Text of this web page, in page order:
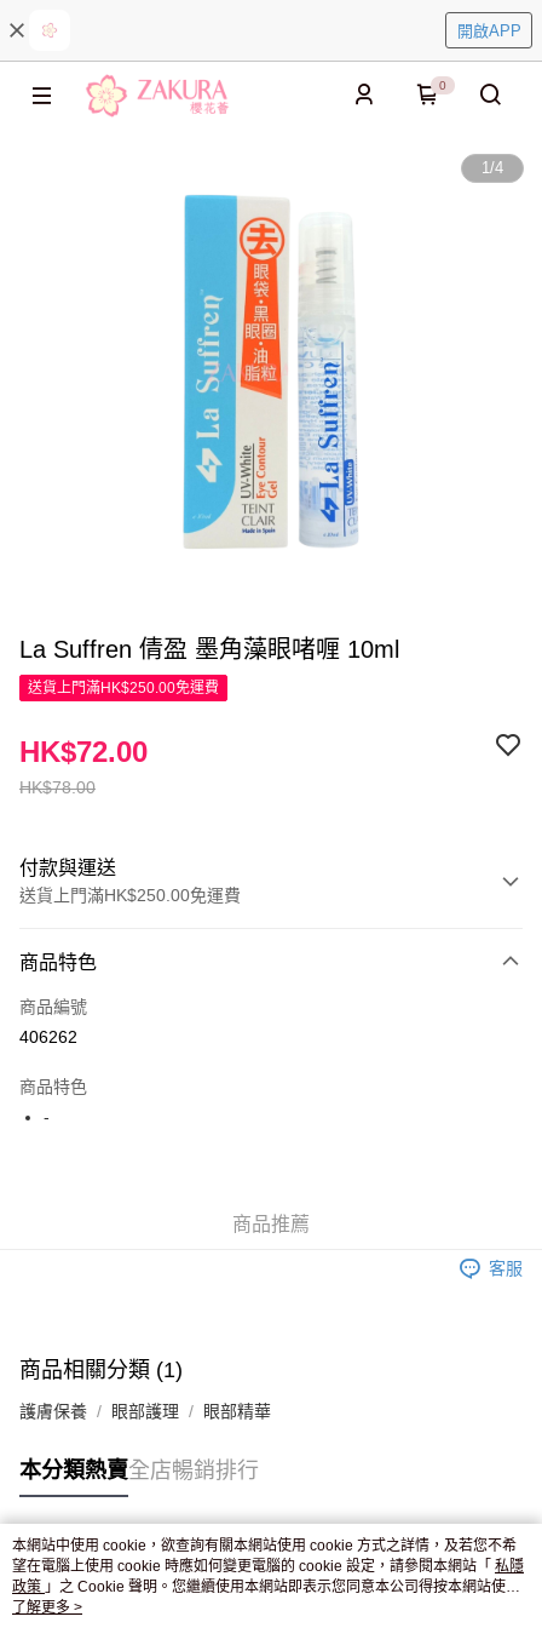
開啟APP
0
1/4
La Suffren 倩盈 墨角藻眼啫喱 10ml
送貨上門滿HK$250.00免運費
HK$78.00
HK$72.00
付款與運送
送貨上門滿HK$250.00免運費
信用卡
Apple Pay
JD京東物流，訂單確認發貨後2-4個工作天送達
商品特色
商品編號
406262
商品特色
-
商品推薦
客服
商品相關分類 (1)
護膚保養 眼部護理 眼部精華
本分類熱賣全店暢銷排行
熱門標籤
熱銷排行
本網站中使用 cookie，欲查詢有關本網站使用 cookie 方式之詳情，及若您不希
望在電腦上使用 cookie 時應如何變更電腦的 cookie 設定，請參閱本網站「 私隱
政策 」之 Cookie 聲明。您繼續使用本網站即表示您同意本公司得按本網站使用
條款之 Cookie 聲明使用 cookie。
了解更多 >